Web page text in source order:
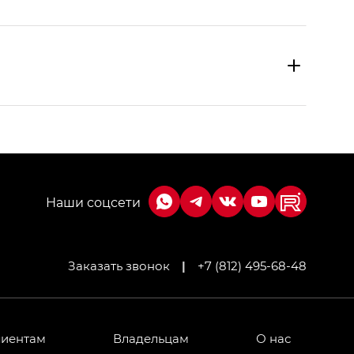
— GB AWD, Джи Эль Полный привод —
Заказать звонок | +7 (812) 495-68-48
Владельцам О нас